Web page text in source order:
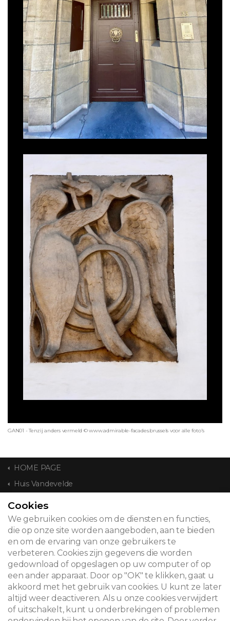
GAN01 - Tenzij anders vermeld © www.admirable-facades.brussels voor alle foto's
HOME PAGE
Huis Vandevelde
CONTACT
© 2026
Juridische kennisgeving
Newsletter
Cookies
We gebruiken cookies om de diensten en functies,
die op onze site worden aangeboden, aan te bieden
en om de ervaring van onze gebruikers te
verbeteren. Cookies zijn gegevens die worden
gedownload of opgeslagen op uw computer of op
een ander apparaat. Door op "OK" te klikken, gaat u
akkoord met het gebruik van cookies. U kunt ze later
altijd weer deactiveren. Als u onze cookies verwijdert
of uitschakelt, kunt u onderbrekingen of problemen